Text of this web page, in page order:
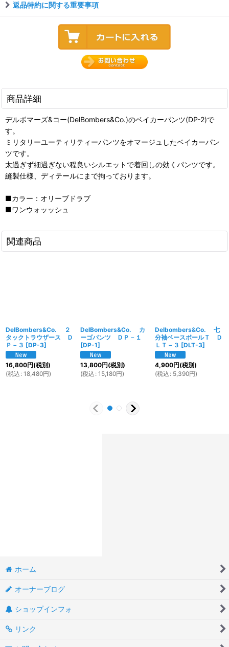
返品特約に関する重要事項
商品詳細
デルボマーズ&コー(DelBombers&Co.)のベイカーパンツ(DP-2)で
す。
ミリタリーユーティリティーパンツをオマージュしたベイカーパン
ツです。
太過ぎず細過ぎない程良いシルエットで着回しの効くパンツです。
縫製仕様、ディテールにまで拘っております。
■カラー：オリーブドラブ
■ワンウォッッシュ
関連商品
DelBombers&Co. ２
タックトラウザース Ｄ
Ｐ－３ [DP-3]
16,800円(税別)
(税込 : 18,480円)
DelBombers&Co. カ
ーゴパンツ ＤＰ－１
[DP-1]
13,800円(税別)
(税込 : 15,180円)
Delbombers&Co. 七
分袖ベースボールＴ Ｄ
ＬＴ－３ [DLT-3]
4,900円(税別)
(税込 : 5,390円)
ホーム
オーナーブログ
ショップインフォ
リンク